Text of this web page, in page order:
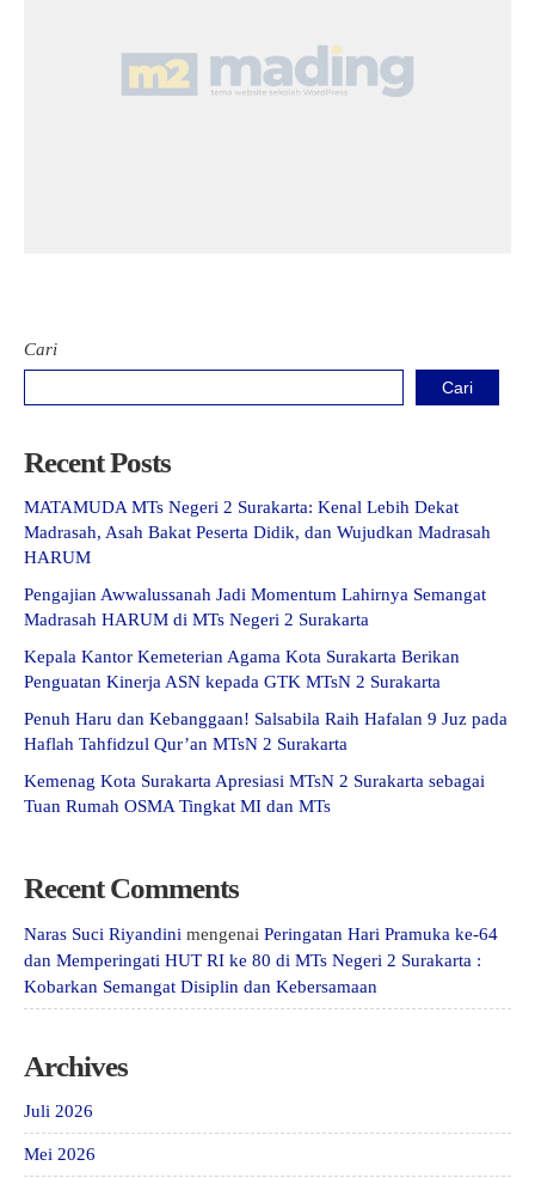
Cari
Cari
Recent Posts
MATAMUDA MTs Negeri 2 Surakarta: Kenal Lebih Dekat
Madrasah, Asah Bakat Peserta Didik, dan Wujudkan Madrasah
HARUM
Pengajian Awwalussanah Jadi Momentum Lahirnya Semangat
Madrasah HARUM di MTs Negeri 2 Surakarta
Kepala Kantor Kemeterian Agama Kota Surakarta Berikan
Penguatan Kinerja ASN kepada GTK MTsN 2 Surakarta
Penuh Haru dan Kebanggaan! Salsabila Raih Hafalan 9 Juz pada
Haflah Tahfidzul Qur’an MTsN 2 Surakarta
Kemenag Kota Surakarta Apresiasi MTsN 2 Surakarta sebagai
Tuan Rumah OSMA Tingkat MI dan MTs
Recent Comments
Naras Suci Riyandini mengenai Peringatan Hari Pramuka ke-64
dan Memperingati HUT RI ke 80 di MTs Negeri 2 Surakarta :
Kobarkan Semangat Disiplin dan Kebersamaan
Archives
Juli 2026
Mei 2026